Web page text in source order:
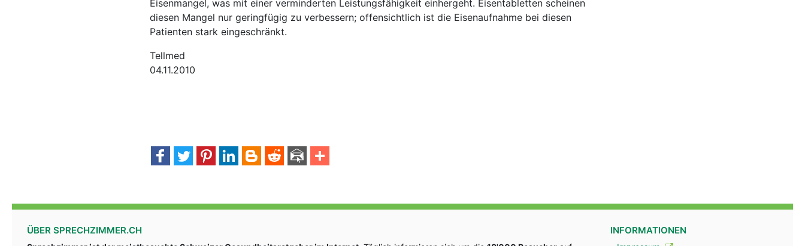
Eisenmangel, was mit einer verminderten Leistungsfähigkeit einhergeht. Eisentabletten scheinen
diesen Mangel nur geringfügig zu verbessern; offensichtlich ist die Eisenaufnahme bei diesen
Patienten stark eingeschränkt.
Tellmed
04.11.2010
ÜBER SPRECHZIMMER.CH INFORMATIONEN